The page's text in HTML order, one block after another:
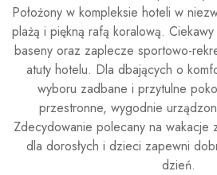
Położony w kompleksie hoteli w
plażą i piękną rafą koralową.
baseny oraz zaplecze sportowo-
atuty hotelu. Dla dbających o
wyboru zadbane i przytulne
przestronne, wygodnie
Zdecydowanie polecany na wakacje
dla dorosłych i dzieci zapewni
dzień.